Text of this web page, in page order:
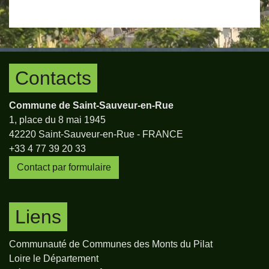
Contacts
Commune de Saint-Sauveur-en-Rue
1, place du 8 mai 1945
42220 Saint-Sauveur-en-Rue - FRANCE
+33 4 77 39 20 33
Contact par formulaire
Liens
Communauté de Communes des Monts du Pilat
Loire le Département